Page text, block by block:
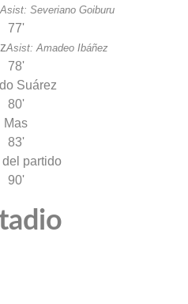
Asist: Severiano Goiburu
77'
Asist: Amadeo Ibáñez
78'
Suárez
80'
Mas
83'
del partido
90'